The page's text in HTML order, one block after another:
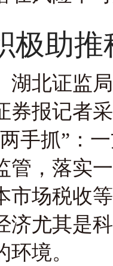
极助
湖北证监
券报记者
手抓”：
管，落实
市场税收
济尤其是
境。